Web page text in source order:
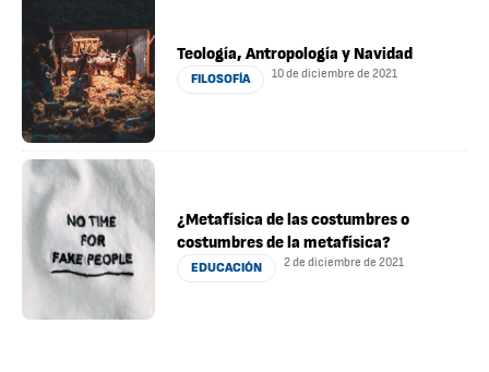
Teología, Antropología y Navidad
FILOSOFÍA 10 de diciembre de 2021
¿Metafísica de las costumbres o
costumbres de la metafísica?
EDUCACIÓN 2 de diciembre de 2021